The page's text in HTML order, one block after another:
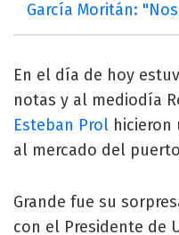
García Moritán:
En el día de hoy
notas y al mediodía
Esteban Prol hicieron
al mercado del
Grande fue su
con el Presidente de